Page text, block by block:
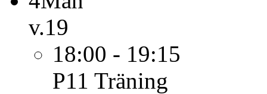
v.19
18:00 - 19:15
P11 Träning